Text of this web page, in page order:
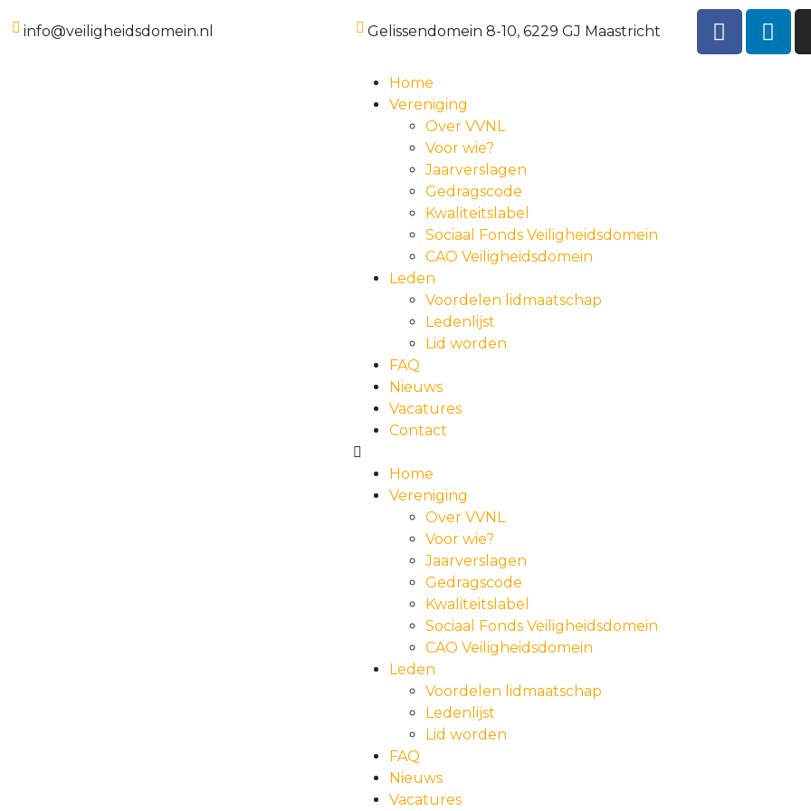
info@veiligheidsdomein.nl Gelissendomein 8-10, 6229 GJ Maastricht
Home
Vereniging
Over VVNL
Voor wie?
Jaarverslagen
Gedragscode
Kwaliteitslabel
Sociaal Fonds Veiligheidsdomein
CAO Veiligheidsdomein
Leden
Voordelen lidmaatschap
Ledenlijst
Lid worden
FAQ
Nieuws
Vacatures
Contact
Home
Vereniging
Over VVNL
Voor wie?
Jaarverslagen
Gedragscode
Kwaliteitslabel
Sociaal Fonds Veiligheidsdomein
CAO Veiligheidsdomein
Leden
Voordelen lidmaatschap
Ledenlijst
Lid worden
FAQ
Nieuws
Vacatures